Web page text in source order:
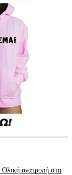
Ολική ανατροπή στη